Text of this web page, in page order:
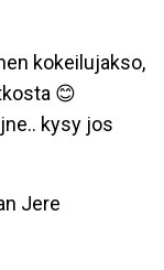
kokeilujakso,
😊
kysy jos
Jere